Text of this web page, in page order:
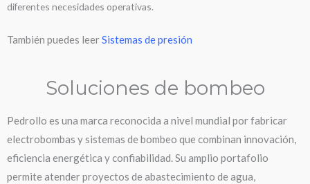
diferentes necesidades operativas.
También puedes leerSistemas de presión
Soluciones de bombeo
Pedrollo es una marca reconocida a nivel mundial por fabricar
electrobombas y sistemas de bombeo que combinan innovación,
eficiencia energética y confiabilidad. Su amplio portafolio
permite atender proyectos de abastecimiento de agua,